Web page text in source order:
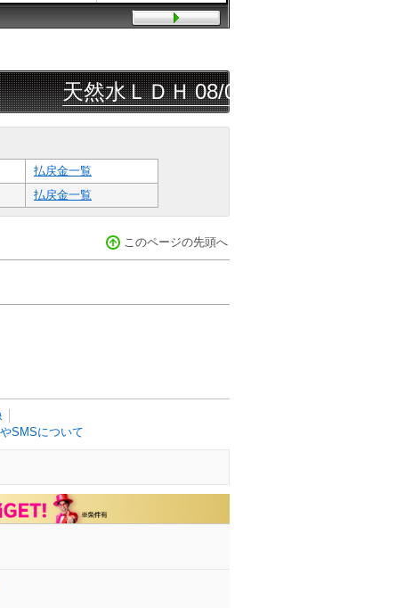
天然水ＬＤＨ08/07浦和
払戻金一覧
払戻金一覧
このページの先頭へ
SMSについて